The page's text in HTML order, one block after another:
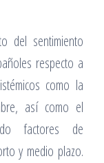
del sentimiento
respecto a
como la
así como el
factores de
y medio plazo.